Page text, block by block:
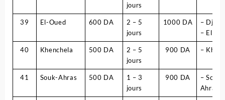
jours
39 El-Oued 600 DA
2 – 5
jours
1000 DA
–
– El
40 Khenchela 500 DA
2 – 5
jours
900 DA –
41 Souk-Ahras 500 DA
1 – 3
jours
900 DA
– Souk-
Ahras